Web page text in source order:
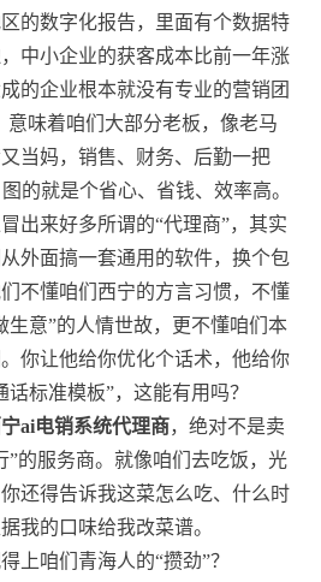
的数字化报告，里面有个数据特
中小企业的获客成本比前一年涨
的企业根本就没有专业的营销团
意味着咱们大部分老板，像老马
当妈，销售、财务、后勤一把
的就是个省心、省钱、效率高。
出来好多所谓的“代理商”，其实
外面搞一套通用的软件，换个包
不懂咱们西宁的方言习惯，不懂
生意”的人情世故，更不懂咱们本
你让他给你优化个话术，他给你
标准模板”，这能有用吗？
ai电销系统代理商，绝对不是卖
”的服务商。就像咱们去吃饭，光
还得告诉我这菜怎么吃、什么时
我的口味给我改菜谱。
上咱们青海人的“攒劲”？